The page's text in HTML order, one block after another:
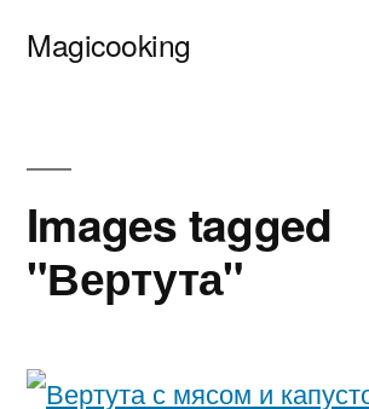
Magicooking
Images tagged
"Вертута"